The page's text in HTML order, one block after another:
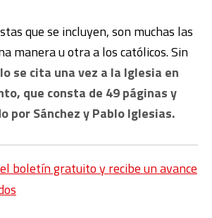
que se incluyen, son muchas las
manera u otra a los católicos. Sin
se cita una vez a la Iglesia en
que consta de 49 páginas y
por Sánchez y Pablo Iglesias.
boletín gratuito y recibe un avance